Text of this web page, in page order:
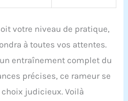
votre niveau de pratique,
à toutes vos attentes.
entraînement complet du
précises, ce rameur se
judicieux. Voilà